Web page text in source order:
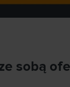
sobą